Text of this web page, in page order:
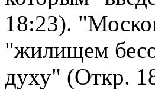
18:23).
"жилищем
духу" (Откр.